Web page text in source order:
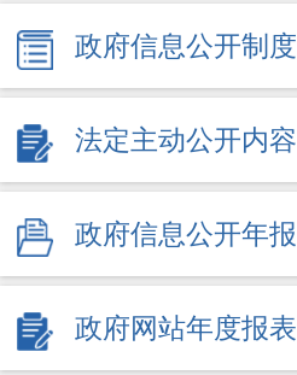
政府信息公开制度
法定主动公开内容
政府信息公开年报
政府网站年度报表